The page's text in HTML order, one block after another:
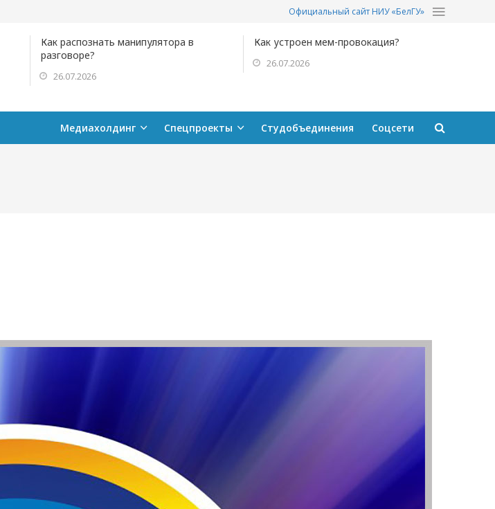
Официальный сайт НИУ «БелГУ»
Как распознать манипулятора в
разговоре?
26.07.2026
Как устроен мем-провокация?
26.07.2026
Медиахолдинг Спецпроекты Студобъединения Соцсети